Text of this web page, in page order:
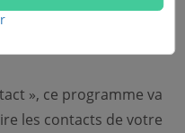
et exporter
», ce programme va
les contacts de votre